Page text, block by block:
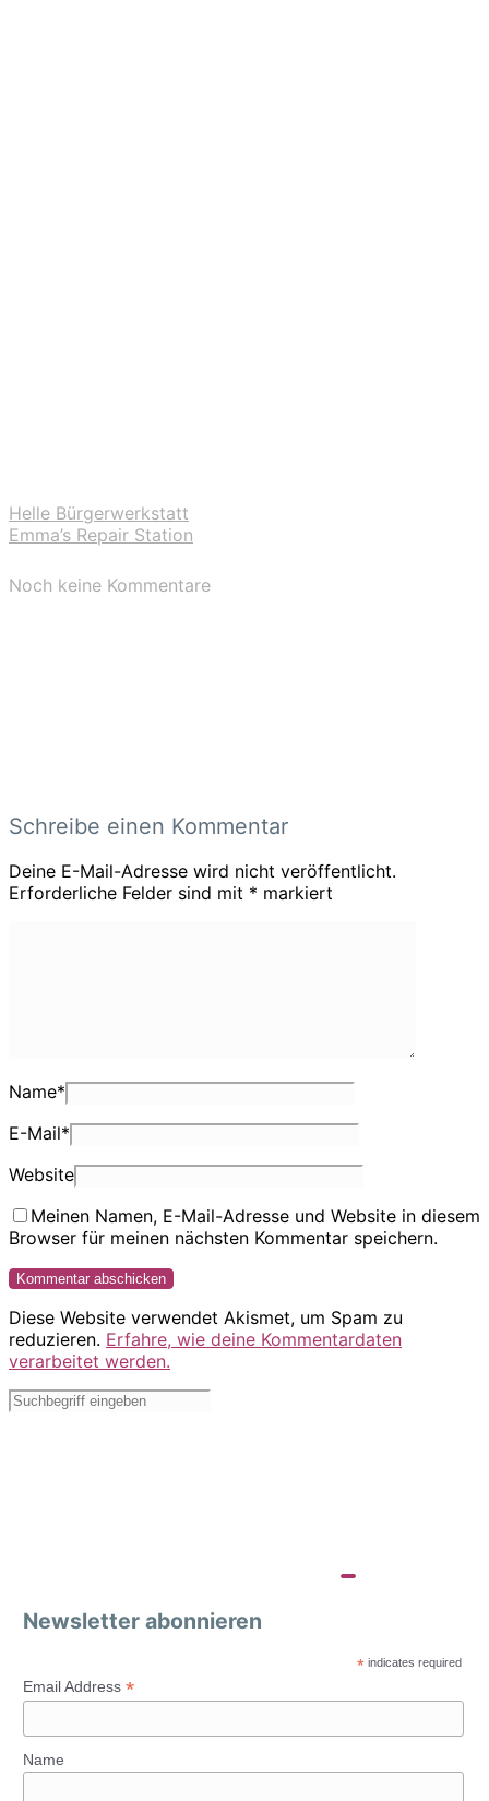
Helle Bürgerwerkstatt
Emma’s Repair Station
Noch keine Kommentare
Schreibe einen Kommentar
Deine E-Mail-Adresse wird nicht veröffentlicht.
Erforderliche Felder sind mit * markiert
Name*
E-Mail*
Website
Meinen Namen, E-Mail-Adresse und Website in diesem
Browser für meinen nächsten Kommentar speichern.
Diese Website verwendet Akismet, um Spam zu
reduzieren. Erfahre, wie deine Kommentardaten
verarbeitet werden.
Newsletter abonnieren
* indicates required
Email Address *
Name